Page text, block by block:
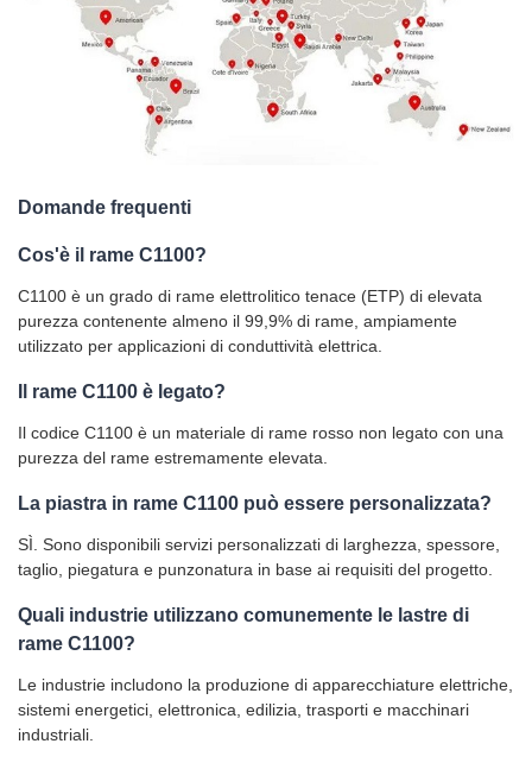
Domande frequenti
Cos'è il rame C1100?
C1100 è un grado di rame elettrolitico tenace (ETP) di elevata
purezza contenente almeno il 99,9% di rame, ampiamente
utilizzato per applicazioni di conduttività elettrica.
Il rame C1100 è legato?
Il codice C1100 è un materiale di rame rosso non legato con una
purezza del rame estremamente elevata.
La piastra in rame C1100 può essere personalizzata?
SÌ. Sono disponibili servizi personalizzati di larghezza, spessore,
taglio, piegatura e punzonatura in base ai requisiti del progetto.
Quali industrie utilizzano comunemente le lastre di
rame C1100?
Le industrie includono la produzione di apparecchiature elettriche,
sistemi energetici, elettronica, edilizia, trasporti e macchinari
industriali.